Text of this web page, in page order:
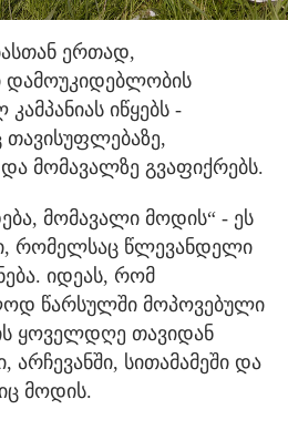
ერთად,
დამოუკიდებლობის
იწყებს -
თავისუფლებაზე,
მომავალზე გვაფიქრებს.
მომავალი მოდის“ - ეს
რომელსაც წლევანდელი
იდეას, რომ
წარსულში მოპოვებული
ყოველდღე თავიდან
არჩევანში, სითამამეში და
მოდის.